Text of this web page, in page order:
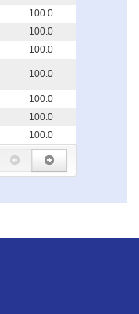
100.0
100.0
100.0
100.0
100.0
100.0
100.0